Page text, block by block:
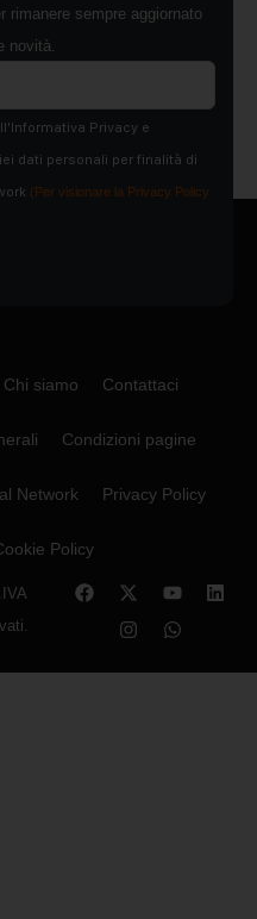
rimanere sempre aggiornato
novità.
Privacy e
dati personali per finalità di
(Per visionare la Privacy Policy
Chi siamo Contattaci
Condizioni pagine
Network Privacy Policy
Policy